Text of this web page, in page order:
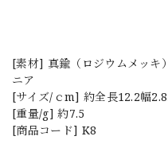
[素材] 真鍮（ロジウムメッキ
ニア
[サイズ/ｃm] 約全長12.2幅
[重量/g] 約7.5
[商品コード] K8